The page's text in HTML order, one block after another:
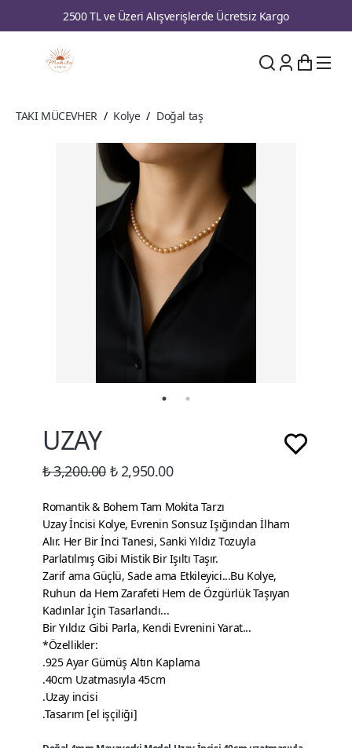
2500 TL ve Üzeri Alışverişlerde Ücretsiz Kargo
TAKI MÜCEVHER / Kolye / Doğal taş
UZAY
₺ 3,200.00 ₺ 2,950.00
Romantik & Bohem Tam Mokita Tarzı
Uzay İncisi Kolye, Evrenin Sonsuz Işığından İlham
Alır. Her Bir İnci Tanesi, Sanki Yıldız Tozuyla
Parlatılmış Gibi Mistik Bir Işıltı Taşır.
Zarif ama Güçlü, Sade ama Etkileyici...Bu Kolye,
Ruhun da Hem Zarafeti Hem de Özgürlük Taşıyan
Kadınlar İçin Tasarlandı...
Bir Yıldız Gibi Parla, Kendi Evrenini Yarat...
*Özellikler:
.925 Ayar Gümüş Altın Kaplama
.40cm Uzatmasıyla 45cm
.Uzay incisi
.Tasarım [el işçiliği]